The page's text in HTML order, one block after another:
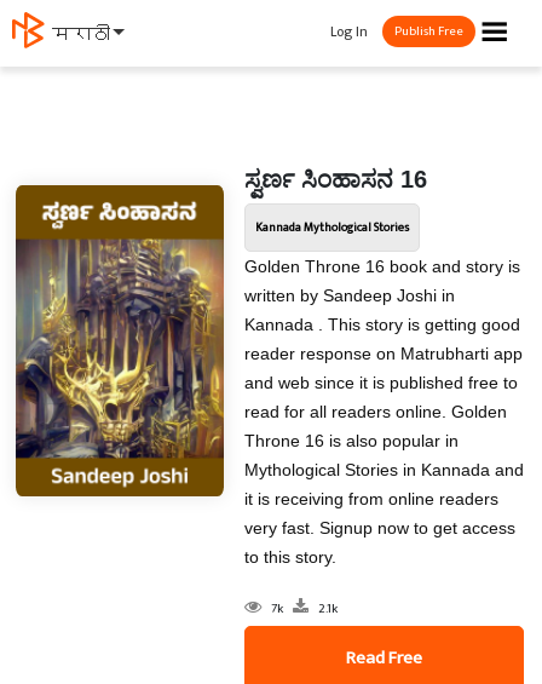
मराठी ☰
Log In Publish Free
ಸ್ವರ್ಣ ಸಿಂಹಾಸನ 16
Kannada Mythological Stories
Golden Throne 16 book and story is
written by Sandeep Joshi in
Kannada . This story is getting good
reader response on Matrubharti app
and web since it is published free to
read for all readers online. Golden
Throne 16 is also popular in
Mythological Stories in Kannada and
it is receiving from online readers
very fast. Signup now to get access
to this story.
7k 2.1k
Read Free